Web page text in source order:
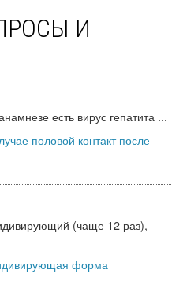
И
есть вирус гепатита ...
половой контакт после
(чаще 12 раз),
форма